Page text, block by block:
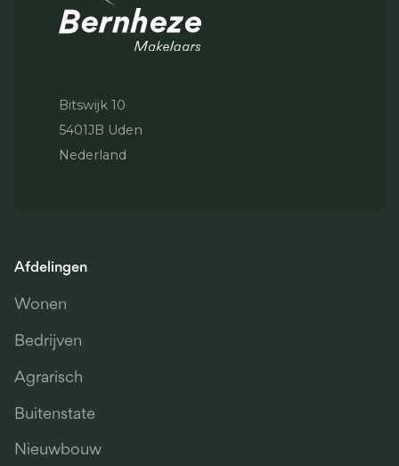
Bitswijk 10
5401JB Uden
Nederland
Afdelingen
Wonen
Bedrijven
Agrarisch
Buitenstate
Nieuwbouw